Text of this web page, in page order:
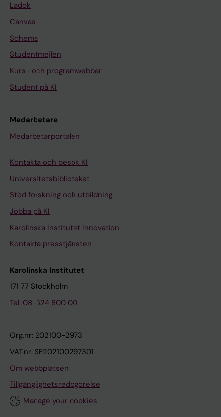
Ladok
Canvas
Schema
Studentmejlen
Kurs- och programwebbar
Student på KI
Medarbetare
Medarbetarportalen
Kontakta och besök KI
Universitetsbiblioteket
Stöd forskning och utbildning
Jobba på KI
Karolinska Institutet Innovation
Kontakta presstjänsten
Karolinska Institutet
171 77 Stockholm
Tel: 08-524 800 00
Org.nr: 202100-2973
VAT.nr: SE202100297301
Om webbplatsen
Tillgänglighetsredogörelse
Manage your cookies